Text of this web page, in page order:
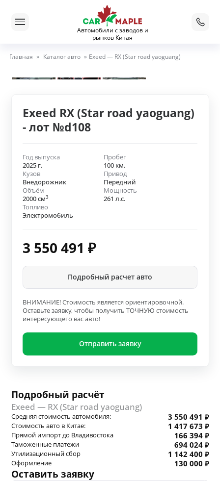
Автомобили с заводов и
рынков Китая
Главная » Каталог авто » Exeed — RX (Star road yaoguang)
Exeed RX (Star road yaoguang)
- лот №d108
Год выпуска
2025 г.
Пробег
100 км.
Кузов
Внедорожник
Привод
Передний
Объём
2000 см3
Мощность
261 л.с.
Топливо
Электромобиль
3 550 491 ₽
Подробный расчет авто
ВНИМАНИЕ! Стоимость является ориентировочной.
Оставьте заявку, чтобы получить ТОЧНУЮ стоимость
интересующего вас авто!
Отправить заявку
Подробный расчёт
Exeed — RX (Star road yaoguang)
Средняя стоимость автомобиля: 3 550 491 ₽
Стоимость авто в Китае: 1 417 673 ₽
Прямой импорт до Владивостока 166 394 ₽
Таможенные платежи 694 024 ₽
Утилизационный сбор 1 142 400 ₽
Оформление 130 000 ₽
Оставить заявку